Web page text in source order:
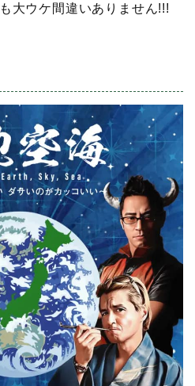
大ウケ間違いありません!!!